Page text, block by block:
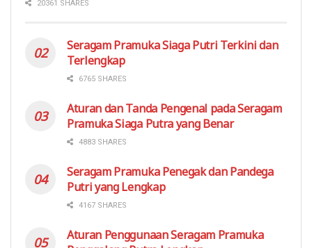
20361 SHARES
Seragam Pramuka Siaga Putri Terkini dan
Terlengkap
6765 SHARES
Aturan dan Tanda Pengenal pada Seragam
Pramuka Siaga Putra yang Benar
4883 SHARES
Seragam Pramuka Penegak dan Pandega
Putri yang Lengkap
4167 SHARES
Aturan Penggunaan Seragam Pramuka